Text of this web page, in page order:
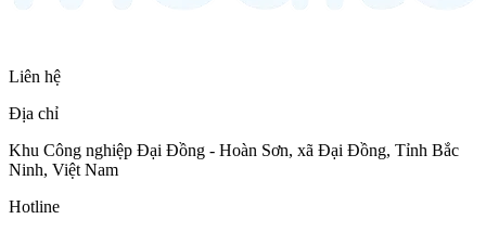
Liên hệ
Địa chỉ
Khu Công nghiệp Đại Đồng - Hoàn Sơn, xã Đại Đồng, Tỉnh Bắc
Ninh, Việt Nam
Hotline